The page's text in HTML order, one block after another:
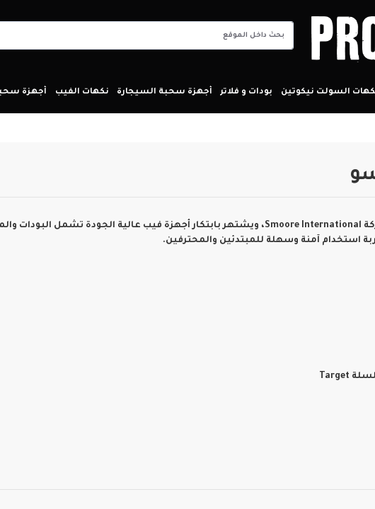
السولت نيكوتين بودات و فلاتر أجهزة سحبة السيجارة نكهات الفيب أجهزة
Smoore International، ويشتهر بابتكار أجهزة فيب عالية الجودة تشمل البودات
استخدام آمنة وسهلة للمبتدئين والمحترفين.